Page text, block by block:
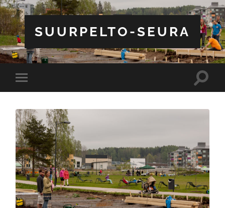
SUURPELTO-SEURA
Toggle
mobile
Toggle